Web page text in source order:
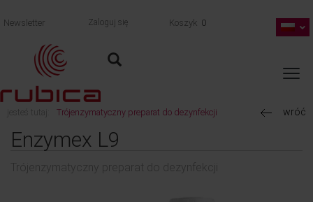
Newsletter Zaloguj się Koszyk 0
jesteś tutaj: Trójenzymatyczny preparat do dezynfekcji wróć
Enzymex L9
Trójenzymatyczny preparat do dezynfekcji